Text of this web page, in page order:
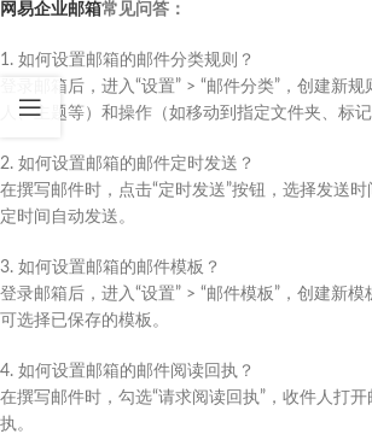
网易企业邮箱常见问答：
1. 如何设置邮箱的邮件分类规则？
登录邮箱后，进入“设置” > “邮件分类”，创建新
人、主题等）和操作（如移动到指定文件夹、标记
2. 如何设置邮箱的邮件定时发送？
在撰写邮件时，点击“定时发送”按钮，选择发送
定时间自动发送。
3. 如何设置邮箱的邮件模板？
登录邮箱后，进入“设置” > “邮件模板”，创建新
可选择已保存的模板。
4. 如何设置邮箱的邮件阅读回执？
在撰写邮件时，勾选“请求阅读回执”，收件人打
执。